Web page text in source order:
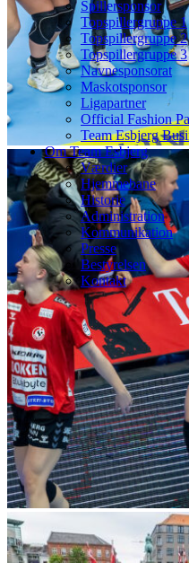
Spillersponsor
Topspillergruppe 1
Topspillergruppe 2
Topspillergruppe 3
Navnesponsorat
Maskotsponsor
Ligapartner
Official Fashion
Team Esbjerg
Om Team Esbjerg
Værdier
Hjemmebane
Historie
Administration
Kommunikation
Presse
Bestyrelsen
Kontakt